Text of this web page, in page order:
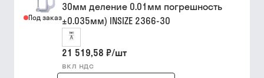
Под заказ
30мм деление 0.01мм погрешность
±0.035мм) INSIZE 2366-30
21 519,58 ₽/шт
вкл ндс